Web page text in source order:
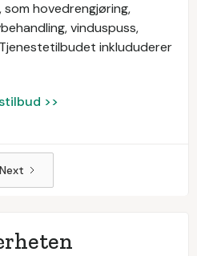
hovedrengjøring,
vinduspuss,
inklududerer
>>
Next